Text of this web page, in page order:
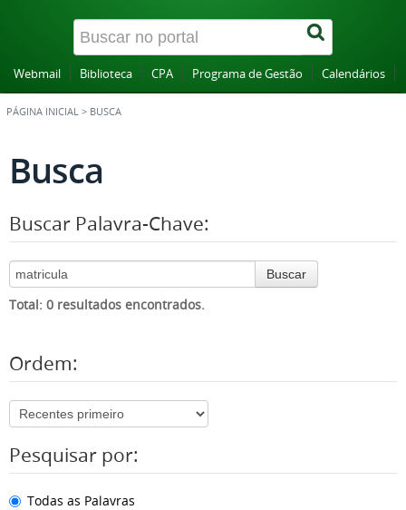
Webmail Biblioteca CPA Programa de Gestão Calendários
PÁGINA INICIAL > BUSCA
Busca
Buscar Palavra-Chave:
Buscar
Total: 0 resultados encontrados.
Ordem:
Pesquisar por:
Todas as Palavras